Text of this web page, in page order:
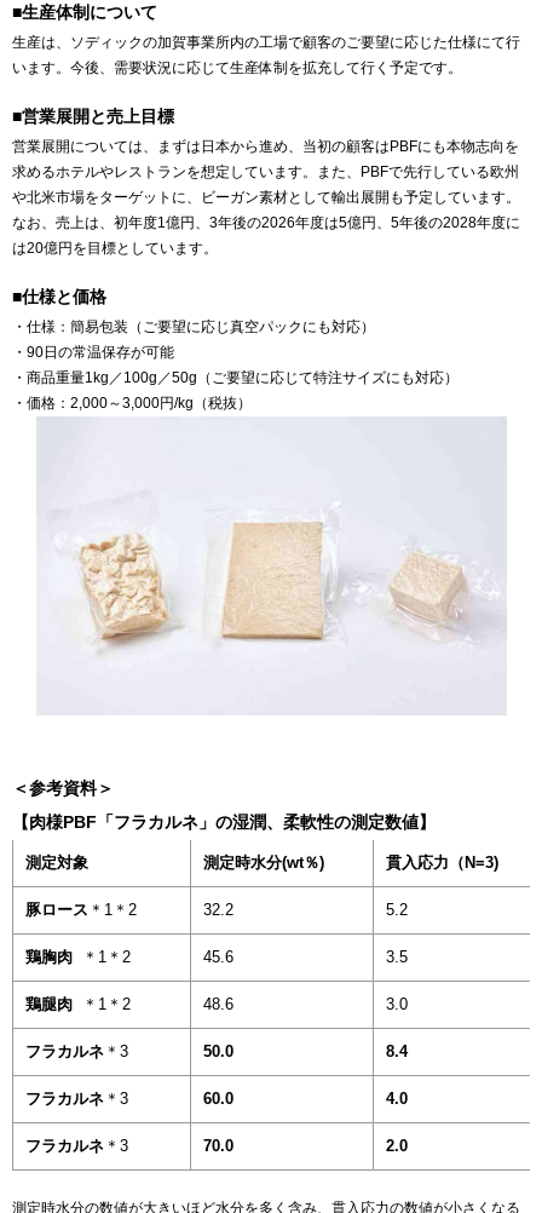
■生産体制について
生産は、ソディックの加賀事業所内の工場で顧客のご要望に応じた仕様にて行
います。今後、需要状況に応じて生産体制を拡充して行く予定です。
■営業展開と売上目標
営業展開については、まずは日本から進め、当初の顧客はPBFにも本物志向を
求めるホテルやレストランを想定しています。また、PBFで先行している欧州
や北米市場をターゲットに、ビーガン素材として輸出展開も予定しています。
なお、売上は、初年度1億円、3年後の2026年度は5億円、5年後の2028年度に
は20億円を目標としています。
■仕様と価格
・仕様：簡易包装（ご要望に応じ真空パックにも対応）
・90日の常温保存が可能
・商品重量1kg／100g／50g（ご要望に応じて特注サイズにも対応）
・価格：2,000～3,000円/kg（税抜）
＜参考資料＞
【肉様PBF「フラカルネ」の湿潤、柔軟性の測定数値】
測定対象 測定時水分(wt％) 貫入応力（N=3)
豚ロース ＊1＊2 32.2 5.2
鶏胸肉 ＊1＊2 45.6 3.5
鶏腿肉 ＊1＊2 48.6 3.0
フラカルネ ＊3 50.0 8.4
フラカルネ ＊3 60.0 4.0
フラカルネ ＊3 70.0 2.0
測定時水分の数値が大きいほど水分を多く含み、貫入応力の数値が小さくなる